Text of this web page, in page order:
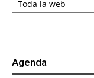
Agenda